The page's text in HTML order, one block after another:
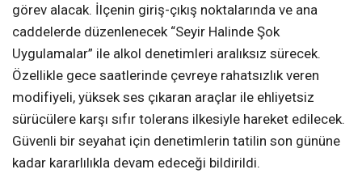
görev alacak. İlçenin giriş-çıkış noktalarında ve ana
caddelerde düzenlenecek “Seyir Halinde Şok
Uygulamalar” ile alkol denetimleri aralıksız sürecek.
Özellikle gece saatlerinde çevreye rahatsızlık veren
modifiyeli, yüksek ses çıkaran araçlar ile ehliyetsiz
sürücülere karşı sıfır tolerans ilkesiyle hareket edilecek.
Güvenli bir seyahat için denetimlerin tatilin son gününe
kadar kararlılıkla devam edeceği bildirildi.